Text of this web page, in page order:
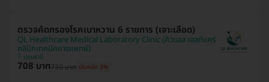
ตรวจคัดกรองโรคเบาหวาน 6 รายการ (เจาะเลือด)
QL Healthcare Medical Laboratory Clinic (คิวแอล เฮลท์แคร์
คลินิกเทคนิคการแพทย์)
ปทุมธานี
708 บาท730 บาท ประหยัด 3%